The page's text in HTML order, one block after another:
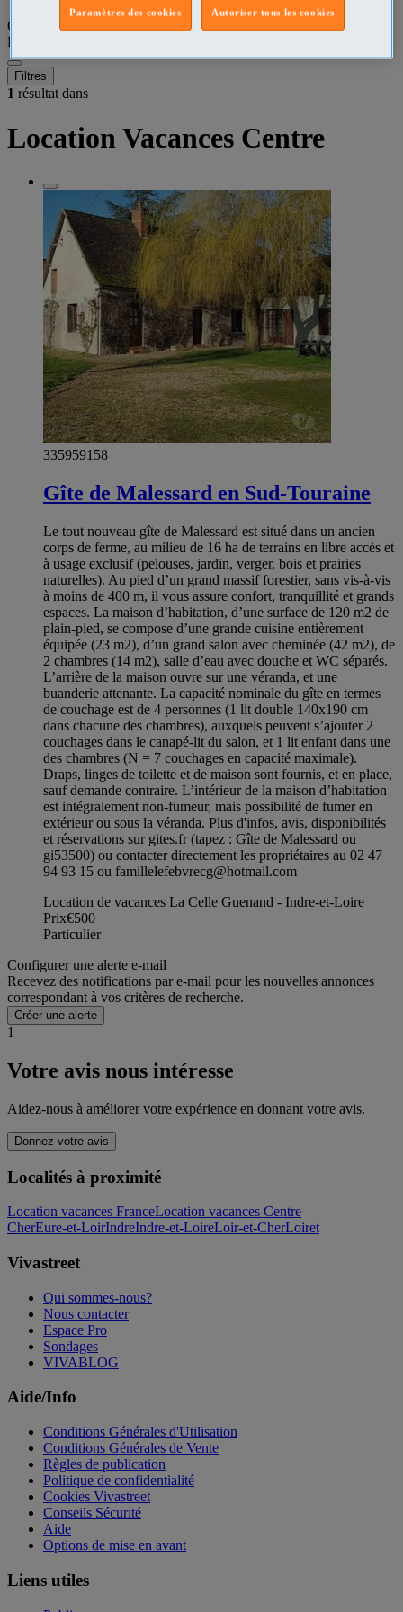
Que recherchez-vous ?
Location Vacances
Filtres
1 résultat dans
Location Vacances Centre
335959158
Gîte de Malessard en Sud-Touraine
Le tout nouveau gîte de Malessard est situé dans un ancien
corps de ferme, au milieu de 16 ha de terrains en libre accès et
à usage exclusif (pelouses, jardin, verger, bois et prairies
naturelles). Au pied d’un grand massif forestier, sans vis-à-vis
à moins de 400 m, il vous assure confort, tranquillité et grands
espaces. La maison d’habitation, d’une surface de 120 m2 de
plain-pied, se compose d’une grande cuisine entièrement
équipée (23 m2), d’un grand salon avec cheminée (42 m2), de
2 chambres (14 m2), salle d’eau avec douche et WC séparés.
L’arrière de la maison ouvre sur une véranda, et une
buanderie attenante. La capacité nominale du gîte en termes
de couchage est de 4 personnes (1 lit double 140x190 cm
dans chacune des chambres), auxquels peuvent s’ajouter 2
couchages dans le canapé-lit du salon, et 1 lit enfant dans une
des chambres (N = 7 couchages en capacité maximale).
Draps, linges de toilette et de maison sont fournis, et en place,
sauf demande contraire. L’intérieur de la maison d’habitation
est intégralement non-fumeur, mais possibilité de fumer en
extérieur ou sous la véranda. Plus d'infos, avis, disponibilités
et réservations sur gites.fr (tapez : Gîte de Malessard ou
gi53500) ou contacter directement les propriétaires au 02 47
94 93 15 ou famillelefebvrecg@hotmail.com
Location de vacances La Celle Guenand - Indre-et-Loire
Prix€500
Particulier
Configurer une alerte e-mail
Recevez des notifications par e-mail pour les nouvelles annonces
correspondant à vos critères de recherche.
Créer une alerte
1
Votre avis nous intéresse
Aidez-nous à améliorer votre expérience en donnant votre avis.
Donnez votre avis
Localités à proximité
Location vacances FranceLocation vacances Centre
CherEure-et-LoirIndreIndre-et-LoireLoir-et-CherLoiret
Vivastreet
Qui sommes-nous?
Nous contacter
Espace Pro
Sondages
VIVABLOG
Aide/Info
Conditions Générales d'Utilisation
Conditions Générales de Vente
Règles de publication
Politique de confidentialité
Cookies Vivastreet
Conseils Sécurité
Aide
Options de mise en avant
Liens utiles
Autoriser tous les cookies
Paramètres des cookies